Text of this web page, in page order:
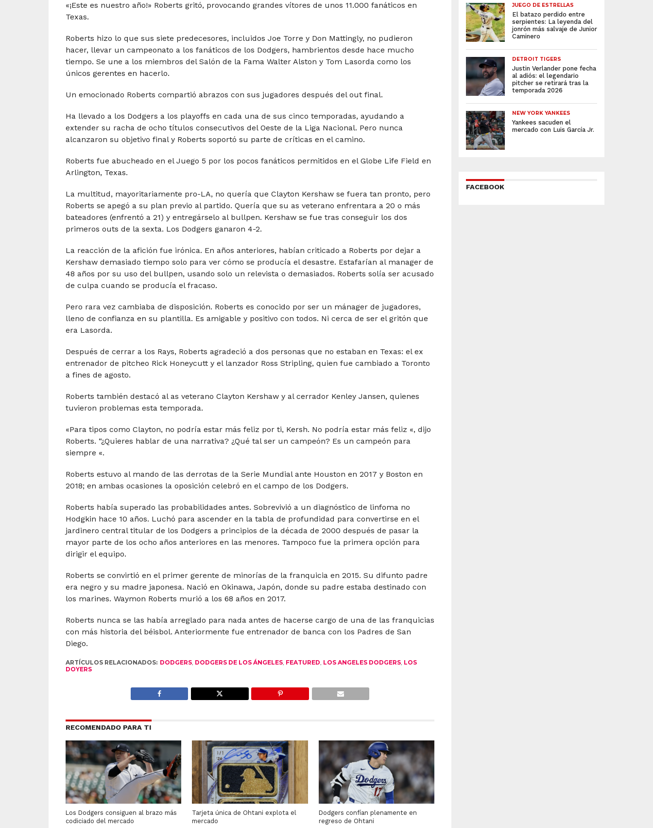
«¡Este es nuestro año!» Roberts gritó, provocando grandes vítores de unos 11.000 fanáticos en
Texas.
Roberts hizo lo que sus siete predecesores, incluidos Joe Torre y Don Mattingly, no pudieron
hacer, llevar un campeonato a los fanáticos de los Dodgers, hambrientos desde hace mucho
tiempo. Se une a los miembros del Salón de la Fama Walter Alston y Tom Lasorda como los
únicos gerentes en hacerlo.
Un emocionado Roberts compartió abrazos con sus jugadores después del out final.
Ha llevado a los Dodgers a los playoffs en cada una de sus cinco temporadas, ayudando a
extender su racha de ocho títulos consecutivos del Oeste de la Liga Nacional. Pero nunca
alcanzaron su objetivo final y Roberts soportó su parte de críticas en el camino.
Roberts fue abucheado en el Juego 5 por los pocos fanáticos permitidos en el Globe Life Field en
Arlington, Texas.
La multitud, mayoritariamente pro-LA, no quería que Clayton Kershaw se fuera tan pronto, pero
Roberts se apegó a su plan previo al partido. Quería que su as veterano enfrentara a 20 o más
bateadores (enfrentó a 21) y entregárselo al bullpen. Kershaw se fue tras conseguir los dos
primeros outs de la sexta. Los Dodgers ganaron 4-2.
La reacción de la afición fue irónica. En años anteriores, habían criticado a Roberts por dejar a
Kershaw demasiado tiempo solo para ver cómo se producía el desastre. Estafarían al manager de
48 años por su uso del bullpen, usando solo un relevista o demasiados. Roberts solía ser acusado
de culpa cuando se producía el fracaso.
Pero rara vez cambiaba de disposición. Roberts es conocido por ser un mánager de jugadores,
lleno de confianza en su plantilla. Es amigable y positivo con todos. Ni cerca de ser el gritón que
era Lasorda.
Después de cerrar a los Rays, Roberts agradeció a dos personas que no estaban en Texas: el ex
entrenador de pitcheo Rick Honeycutt y el lanzador Ross Stripling, quien fue cambiado a Toronto
a fines de agosto.
Roberts también destacó al as veterano Clayton Kershaw y al cerrador Kenley Jansen, quienes
tuvieron problemas esta temporada.
«Para tipos como Clayton, no podría estar más feliz por ti, Kersh. No podría estar más feliz «, dijo
Roberts. “¿Quieres hablar de una narrativa? ¿Qué tal ser un campeón? Es un campeón para
siempre «.
Roberts estuvo al mando de las derrotas de la Serie Mundial ante Houston en 2017 y Boston en
2018; en ambas ocasiones la oposición celebró en el campo de los Dodgers.
Roberts había superado las probabilidades antes. Sobrevivió a un diagnóstico de linfoma no
Hodgkin hace 10 años. Luchó para ascender en la tabla de profundidad para convertirse en el
jardinero central titular de los Dodgers a principios de la década de 2000 después de pasar la
mayor parte de los ocho años anteriores en las menores. Tampoco fue la primera opción para
dirigir el equipo.
Roberts se convirtió en el primer gerente de minorías de la franquicia en 2015. Su difunto padre
era negro y su madre japonesa. Nació en Okinawa, Japón, donde su padre estaba destinado con
los marines. Waymon Roberts murió a los 68 años en 2017.
Roberts nunca se las había arreglado para nada antes de hacerse cargo de una de las franquicias
con más historia del béisbol. Anteriormente fue entrenador de banca con los Padres de San
Diego.
ARTÍCULOS RELACIONADOS: DODGERS, DODGERS DE LOS ÁNGELES, FEATURED, LOS ANGELES DODGERS, LOS
DOYERS
RECOMENDADO PARA TI
Los Dodgers consiguen al brazo más
codiciado del mercado
Tarjeta única de Ohtani explota el
mercado
Dodgers confían plenamente en
regreso de Ohtani
JUEGO DE ESTRELLAS
El batazo perdido entre
serpientes: La leyenda del
jonrón más salvaje de Junior
Caminero
DETROIT TIGERS
Justin Verlander pone fecha
al adiós: el legendario
pitcher se retirará tras la
temporada 2026
NEW YORK YANKEES
Yankees sacuden el
mercado con Luis García Jr.
FACEBOOK